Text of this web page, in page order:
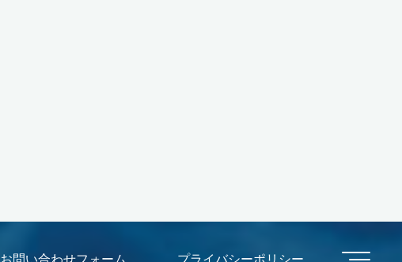
お問い合わせフォーム プライバシーポリシー